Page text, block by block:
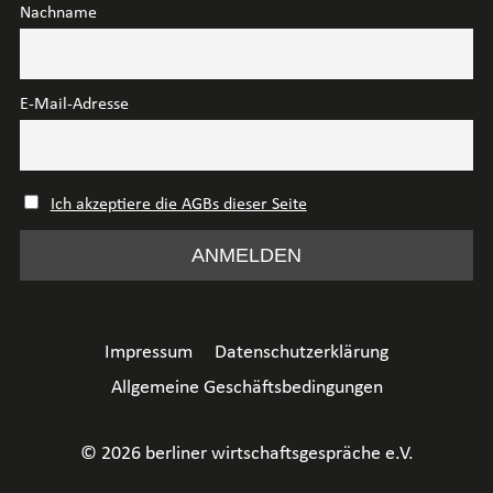
Nachname
E-Mail-Adresse
Ich akzeptiere die AGBs dieser Seite
Impressum
Datenschutzerklärung
Allgemeine Geschäftsbedingungen
© 2026 berliner wirtschaftsgespräche e.V.